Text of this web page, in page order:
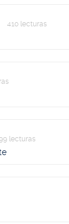
410 lecturas
lecturas